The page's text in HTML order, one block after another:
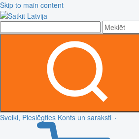
Skip to main content
Sveiki, Pieslēgties Konts un saraksti